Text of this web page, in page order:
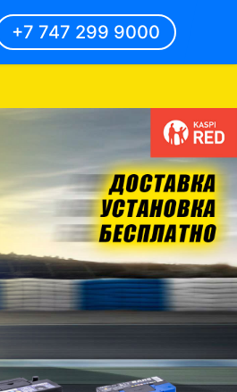
+7 747 299 9000